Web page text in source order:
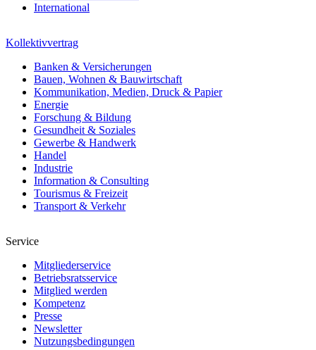
International
Kollektivvertrag
Banken & Versicherungen
Bauen, Wohnen & Bauwirtschaft
Kommunikation, Medien, Druck & Papier
Energie
Forschung & Bildung
Gesundheit & Soziales
Gewerbe & Handwerk
Handel
Industrie
Information & Consulting
Tourismus & Freizeit
Transport & Verkehr
Service
Mitgliederservice
Betriebsratsservice
Mitglied werden
Kompetenz
Presse
Newsletter
Nutzungsbedingungen